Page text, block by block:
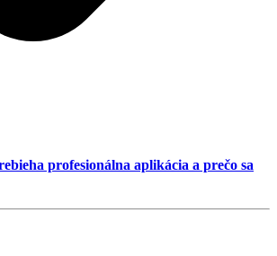
profesionálna aplikácia a prečo sa